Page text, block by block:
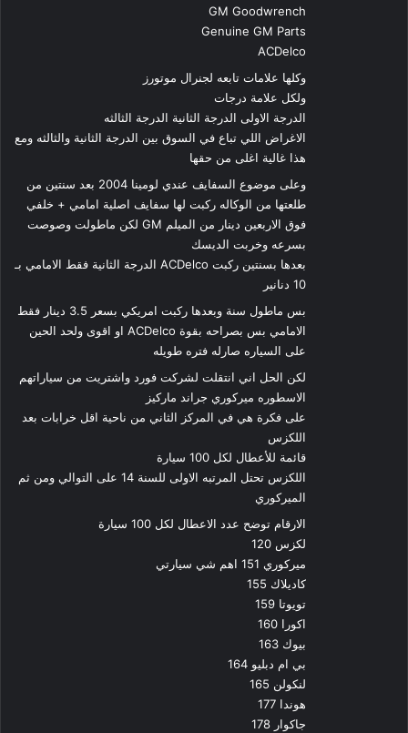
GM Goodwrench
Genuine GM Parts
ACDelco
وكلها علامات تابعه لجنرال موتورز
ولكل علامة درجات
الدرجة الاولى الدرجة الثانية الدرجة الثالثه
الاغراض اللي تباع في السوق بين الدرجة الثانية والثالثه ومع
هذا غالية اغلى من حقها
وعلى موضوع السفايف عندي لومينا 2004 بعد سنتين من
طلعتها من الوكاله ركبت لها سفايف اصلية امامي + خلفي
فوق الاربعين دينار من الميلم GM لكن ماطولت وصوصت
بسرعه وخربت الديسك
بعدها بسنتين ركبت ACDelco الدرجة الثانية فقط الامامي بـ
10 دنانير
بس ماطول سنة وبعدها ركبت امريكي بسعر 3.5 دينار فقط
الامامي بس بصراحه بقوة ACDelco او اقوى ولحد الحين
على السياره صارله فتره طويله
لكن الحل اني انتقلت لشركت فورد واشتريت من سياراتهم
الاسطوره ميركوري جراند ماركيز
على فكرة هي في المركز الثاني من ناحية اقل خرابات بعد
اللكزس
قائمة للأعطال لكل 100 سيارة
اللكزس تحتل المرتبه الاولى للسنة 14 على التوالي ومن ثم
الميركوري
الارقام توضح عدد الاعطال لكل 100 سيارة
لكزس 120
ميركوري 151 اهم شي سيارتي
كاديلاك 155
تويوتا 159
اكورا 160
بيوك 163
بي ام دبليو 164
لنكولن 165
هوندا 177
جاكوار 178